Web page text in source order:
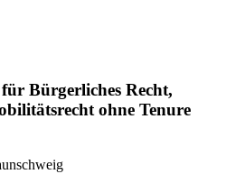
Bürgerliches Recht,
ohne Tenure